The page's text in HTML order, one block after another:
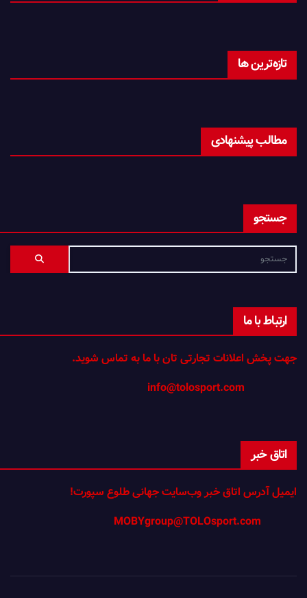
تازه‌ترین ها
مطالب پیشنهادی
جستجو
ارتباط با ما
جهت پخش اعلانات تجارتی تان با ما به تماس شوید.
اتاق خبر
ایمیل آدرس اتاق خبر وب‌سایت جهانی طلوع سپورت!